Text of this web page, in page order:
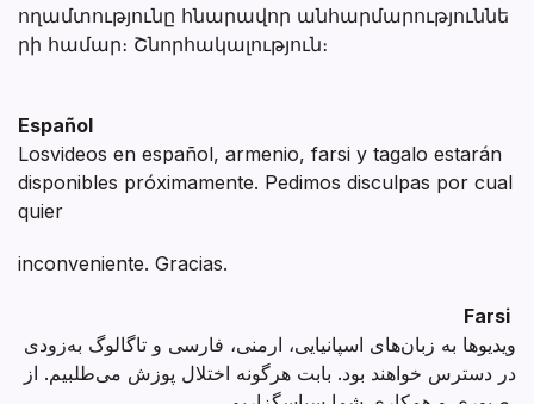
ողամտությունը հնարավոր անհարմարություննե
րի համար։ Շնորհակալություն։
Español
Losvideos en español, armenio, farsi y tagalo estarán
disponibles próximamente. Pedimos disculpas por cual
quier
inconveniente. Gracias.
Farsi
ویدیوها به زبان‌های اسپانیایی، ارمنی، فارسی و تاگالوگ به‌زودی
در دسترس خواهند بود. بابت هرگونه اختلال پوزش می‌طلبیم. از